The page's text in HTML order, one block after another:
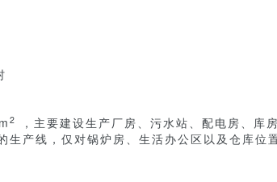
2
，主要建设生产厂房、污水站、配电房、库
产线，仅对锅炉房、生活办公区以及仓库位